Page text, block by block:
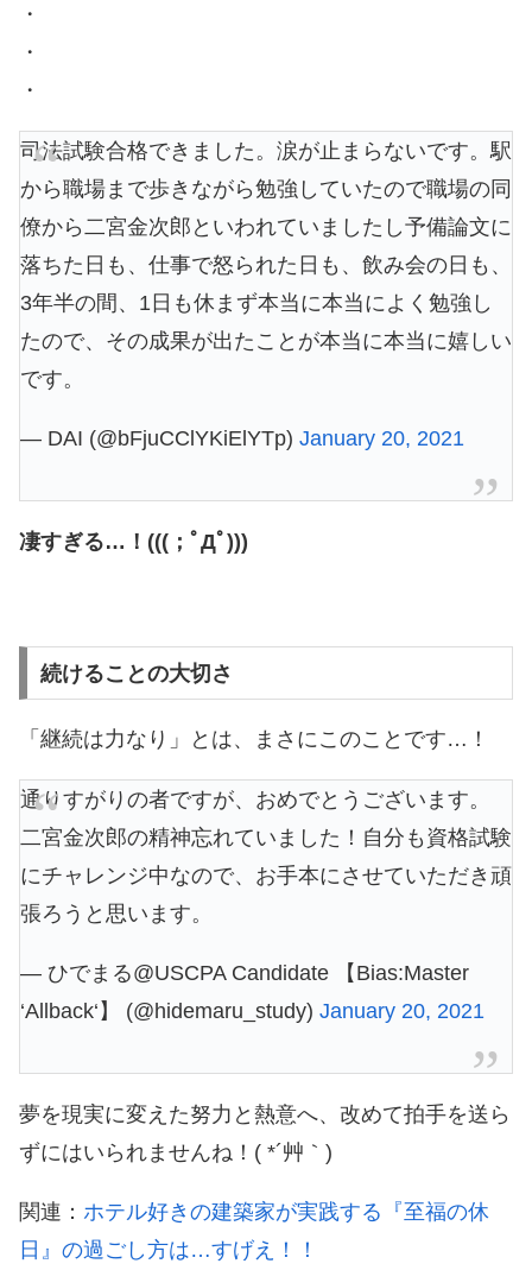
・
・
・
司法試験合格できました。涙が止まらないです。駅
から職場まで歩きながら勉強していたので職場の同
僚から二宮金次郎といわれていましたし予備論文に
落ちた日も、仕事で怒られた日も、飲み会の日も、
3年半の間、1日も休まず本当に本当によく勉強し
たので、その成果が出たことが本当に本当に嬉しい
です。
— DAI (@bFjuCClYKiElYTp) January 20, 2021
凄すぎる…！(((；ﾟДﾟ)))
続けることの大切さ
「継続は力なり」とは、まさにこのことです…！
通りすがりの者ですが、おめでとうございます。
二宮金次郎の精神忘れていました！自分も資格試験
にチャレンジ中なので、お手本にさせていただき頑
張ろうと思います。
— ひでまる@USCPA Candidate 【Bias:Master
‘Allback‘】 (@hidemaru_study) January 20, 2021
夢を現実に変えた努力と熱意へ、改めて拍手を送ら
ずにはいられませんね！( *´艸｀)
関連： ホテル好きの建築家が実践する『至福の休
日』の過ごし方は…すげえ！！